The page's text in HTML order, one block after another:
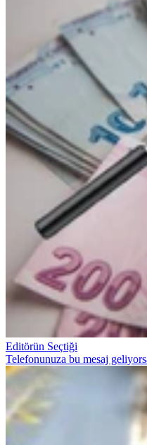
Editörün Seçtiği
Telefonunuza bu mesaj